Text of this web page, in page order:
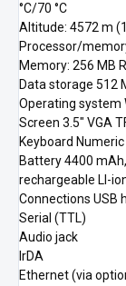
°C/70 °C
Altitude: 4572 m
Processor/
Memory: 256 MB
Data storage 512
Operating system
Screen 3.5" VGA
Keyboard
Battery 4400
rechargeable LI-
Connections USB
Serial (TTL)
Audio jack
IrDA
Ethernet (via